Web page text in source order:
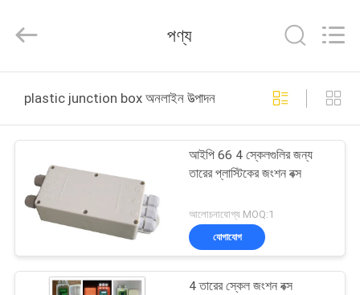
পণ্য
ভিডিও
সম্বন্ধে
Co.,Limited.
পণ্য
plastic junction box অনলাইন উত্পাদন
আইপি 66 4 স্কেলগুলির জন্য
তারের প্লাস্টিকের জংশন বক্স
আলোচনাযোগ্য MOQ:1
যোগাযোগ
4 তারের স্কেল জংশন বক্স